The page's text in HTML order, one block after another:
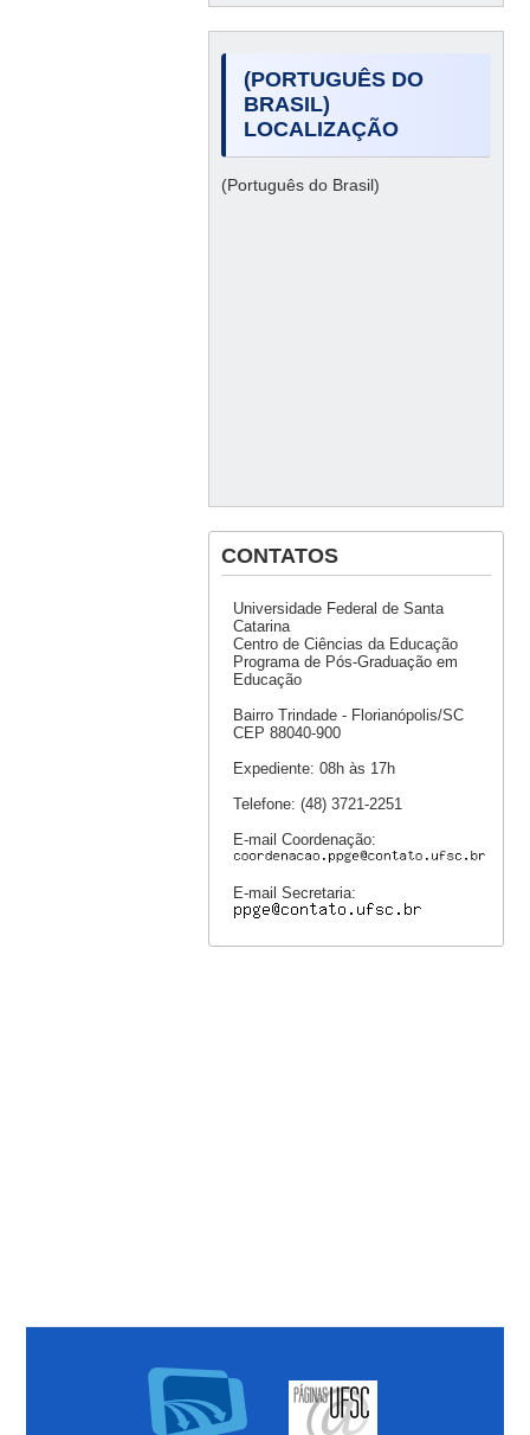
(PORTUGUÊS DO
BRASIL)
LOCALIZAÇÃO
(Português do Brasil)
CONTATOS
Universidade Federal de Santa
Catarina
Centro de Ciências da Educação
Programa de Pós-Graduação em
Educação
Bairro Trindade - Florianópolis/SC
CEP 88040-900
Expediente: 08h às 17h
Telefone: (48) 3721-2251
E-mail Coordenação:
E-mail Secretaria: